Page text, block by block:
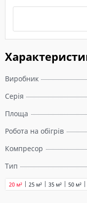
Виробник
Серія
Площа
Робота на обігрів
Компресор
Тип
20 м² 25 м² 35 м² 50 м²